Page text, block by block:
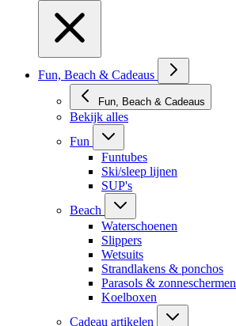
Fun, Beach & Cadeaus
Fun, Beach & Cadeaus
Bekijk alles
Fun
Funtubes
Ski/sleep lijnen
SUP's
Beach
Waterschoenen
Slippers
Wetsuits
Strandlakens & ponchos
Parasols & zonneschermen
Koelboxen
Cadeau artikelen